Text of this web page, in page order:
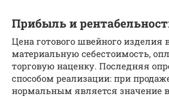
Прибыль и
Цена готового швейного изделия
материальную себестоимость,
торговую наценку. Последняя
способом реализации: при
нормальным является значение в